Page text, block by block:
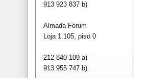
913 923 837 b)
Almada Fórum
Loja 1.105, piso 0
212 840 109 a)
913 955 747 b)